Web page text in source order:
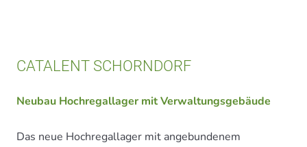
CATALENT SCHORNDORF
Neubau Hochregallager mit Verwaltungsgebäude
Das neue Hochregallager mit angebundenem